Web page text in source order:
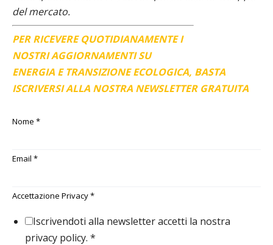
del mercato.
PER RICEVERE QUOTIDIANAMENTE I
NOSTRI AGGIORNAMENTI SU
ENERGIA E TRANSIZIONE ECOLOGICA, BASTA
ISCRIVERSI ALLA NOSTRA NEWSLETTER GRATUITA
Nome *
Email *
Accettazione Privacy*
Iscrivendoti alla newsletter accetti la nostra
privacy policy. *